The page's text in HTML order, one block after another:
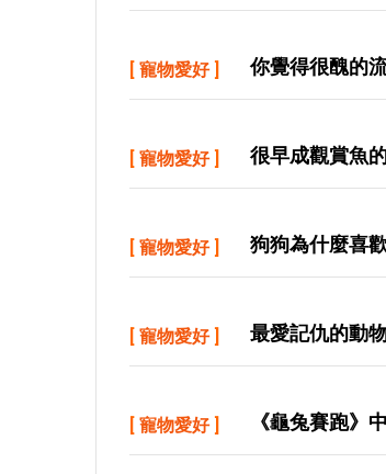
[ 寵物愛好] 你覺得很醜的
[ 寵物愛好] 很早成觀賞魚
[ 寵物愛好] 狗狗為什麼喜
[ 寵物愛好] 最愛記仇的動
[ 寵物愛好] 《龜兔賽跑》